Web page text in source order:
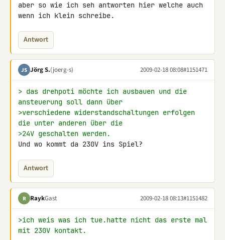
aber so wie ich seh antworten hier welche auch
wenn ich klein schreibe.
Antwort
JS Jörg S.(joerg-s) 2009-02-18 08:08#1151471
> das drehpoti möchte ich ausbauen und die
ansteuerung soll dann über
>verschiedene widerstandschaltungen erfolgen
die unter anderen über die
>24V geschalten werden.
Und wo kommt da 230V ins Spiel?
Antwort
R RaykGast 2009-02-18 08:13#1151482
>ich weis was ich tue.hatte nicht das erste mal
mit 230V kontakt.